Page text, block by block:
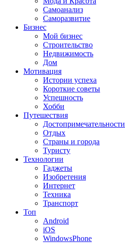
Самоанализ
Саморазвитие
Бизнес
Мой бизнес
Строительство
Недвижимость
Дом
Мотивация
Истории успеха
Короткие советы
Успешность
Хобби
Путешествия
Достопримечательности
Отдых
Страны и города
Туристу
Технологии
Гаджеты
Изобретения
Интернет
Техника
Транспорт
Топ
Android
iOS
WindowsPhone